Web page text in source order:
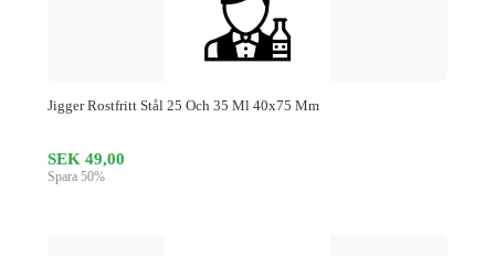
Jigger Rostfritt Stål 25 Och 35 Ml 40x75 Mm
SEK 49,00
Spara 50%